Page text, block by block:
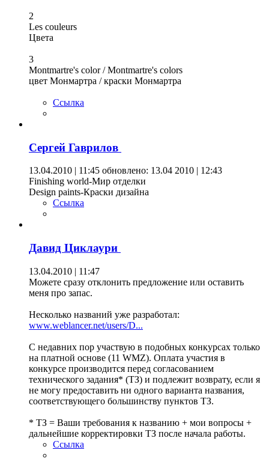
2
Les couleurs
Цвета
3
Montmartre's color / Montmartre's colors
цвет Монмартра / краски Монмартра
Ссылка
Сергей Гаврилов
13.04.2010 | 11:45 обновлено: 13.04 2010 | 12:43
Finishing world-Мир отделки
Design paints-Краски дизайна
Ссылка
Давид Циклаури
13.04.2010 | 11:47
Можете сразу отклонить предложение или оставить
меня про запас.
Несколько названий уже разработал:
www.weblancer.net/users/D...
С недавних пор участвую в подобных конкурсах только
на платной основе (11 WMZ). Оплата участия в
конкурсе производится перед согласованием
технического задания* (ТЗ) и подлежит возврату, если я
не могу предоставить ни одного варианта названия,
соответствующего большинству пунктов ТЗ.
* ТЗ = Ваши требования к названию + мои вопросы +
дальнейшие корректировки ТЗ после начала работы.
Ссылка